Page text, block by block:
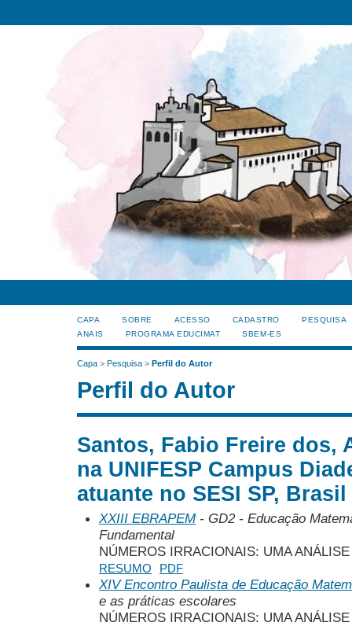
CAPA SOBRE ACESSO CADASTRO
PESQUISA
ANAIS
PROGRAMA EDUCIMAT SBEM-ES
Capa > Pesquisa > Perfil do Autor
Perfil do Autor
Santos, Fabio Freire dos,
na UNIFESP Campus
atuante no SESI SP, Brasil
XXIII EBRAPEM - GD2 - Educação
Fundamental
NÚMEROS IRRACIONAIS: UMA
RESUMO PDF
XIV Encontro Paulista de Educação
e as práticas escolares
NÚMEROS IRRACIONAIS: UMA